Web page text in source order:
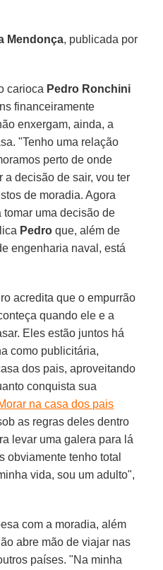
Mendonça, publicada por
carioca Pedro Ronchini
financeiramente
enxergam, ainda, a
"Tenho uma relação
perto de onde
a decisão de sair, vou ter
de moradia. Agora
uma decisão de
Pedro que, além de
engenharia naval, está
acredita que o empurrão
quando ele e a
Eles estão juntos há
como publicitária,
dos pais, aproveitando
conquista sua
na casa dos pais
as regras deles dentro
levar uma galera para lá
obviamente tenho total
vida, sou um adulto",
com a moradia, além
abre mão de viajar nas
países. "Na minha